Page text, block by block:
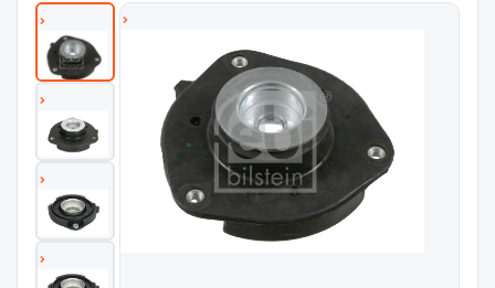
MODEL
TYP / SILNIK
Szukaj pasujących części